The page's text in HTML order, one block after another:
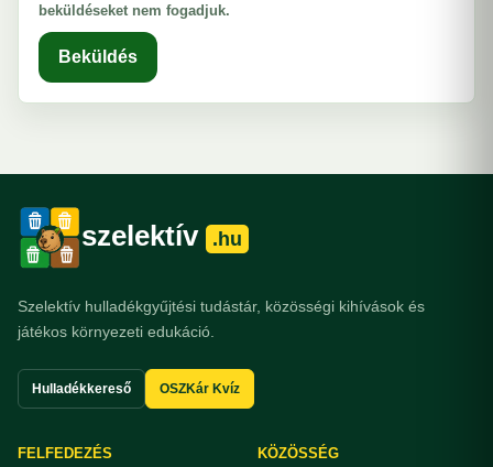
beküldéseket nem fogadjuk.
Beküldés
szelektív .hu
Szelektív hulladékgyűjtési tudástár, közösségi kihívások és
játékos környezeti edukáció.
Hulladékkereső OSZKár Kvíz
FELFEDEZÉS KÖZÖSSÉG